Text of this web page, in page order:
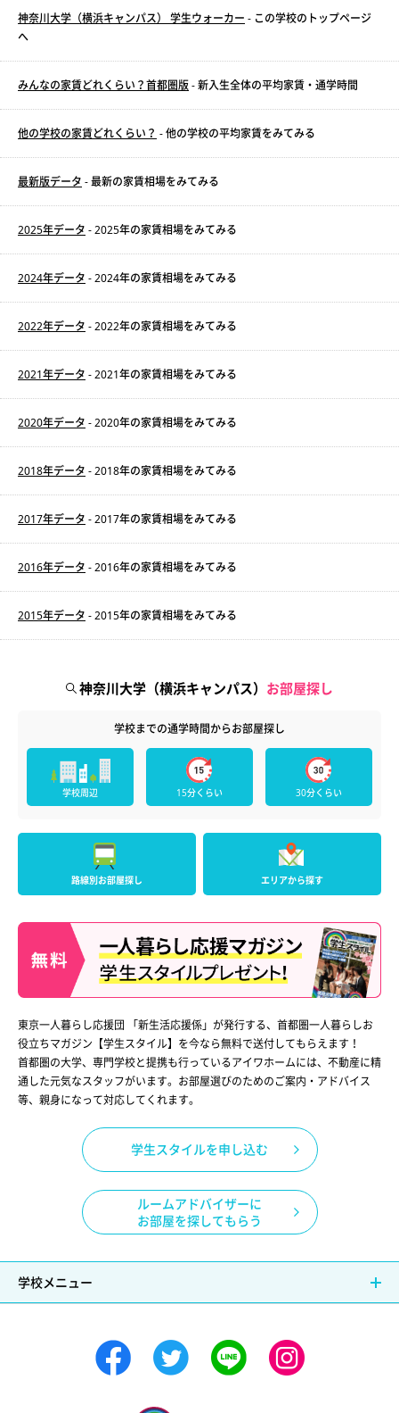
神奈川大学（横浜キャンパス） 学生ウォーカー - この学校のトップページ
へ
みんなの家賃どれくらい？首都圏版- 新入生全体の平均家賃・通学時間
他の学校の家賃どれくらい？ - 他の学校の平均家賃をみてみる
最新版データ - 最新の家賃相場をみてみる
2025年データ - 2025年の家賃相場をみてみる
2024年データ - 2024年の家賃相場をみてみる
2022年データ - 2022年の家賃相場をみてみる
2021年データ - 2021年の家賃相場をみてみる
2020年データ - 2020年の家賃相場をみてみる
2018年データ - 2018年の家賃相場をみてみる
2017年データ - 2017年の家賃相場をみてみる
2016年データ - 2016年の家賃相場をみてみる
2015年データ - 2015年の家賃相場をみてみる
神奈川大学（横浜キャンパス） お部屋探し
学校までの通学時間からお部屋探し
学校周辺 15分くらい 30分くらい
路線別お部屋探し エリアから探す
東京一人暮らし応援団 「新生活応援係」が発行する、首都圏一人暮らしお
役立ちマガジン【学生スタイル】を今なら無料で送付してもらえます！
首都圏の大学、専門学校と提携も行っているアイワホームには、不動産に精
通した元気なスタッフがいます。お部屋選びのためのご案内・アドバイス
等、親身になって対応してくれます。
学生スタイルを申し込む
ルームアドバイザーに
お部屋を探してもらう
学校メニュー